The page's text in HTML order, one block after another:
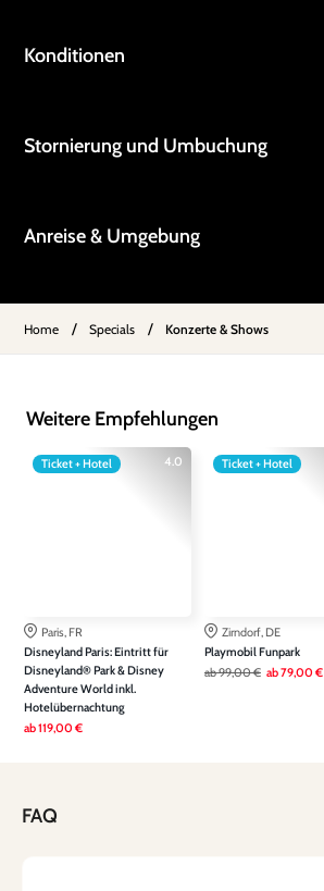
Konditionen
Stornierung und Umbuchung
Anreise & Umgebung
Home / Specials / Konzerte & Shows
Weitere Empfehlungen
4.0
Ticket + Hotel
Paris, FR
Disneyland Paris: Eintritt für
Disneyland® Park & Disney
Adventure World inkl.
Hotelübernachtung
ab119,00 €
Ticket + Hotel
Zirndorf, DE
Playmobil Funpark
ab99,00 € ab79,00 €
FAQ